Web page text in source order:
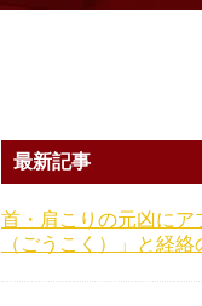
最新記事
首・肩こりの元凶にア
（ごうこく）」と経絡